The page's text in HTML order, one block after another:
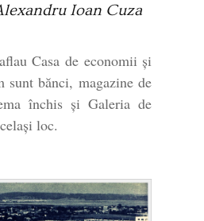
Ioan Cuza
Casa de economii și
sunt bănci, magazine de
închis și Galeria de
loc.